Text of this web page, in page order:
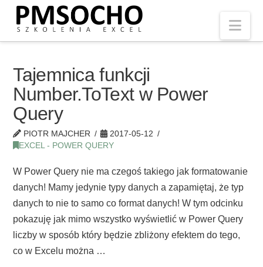
Tajemnica funkcji
Number.ToText w Power
Query
PIOTR MAJCHER
2017-05-12
EXCEL - POWER QUERY
W Power Query nie ma czegoś takiego jak formatowanie
danych! Mamy jedynie typy danych a zapamiętaj, że typ
danych to nie to samo co format danych! W tym odcinku
pokazuję jak mimo wszystko wyświetlić w Power Query
liczby w sposób który będzie zbliżony efektem do tego,
co w Excelu można …